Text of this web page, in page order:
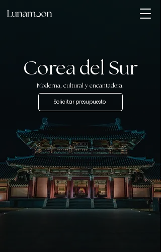
Corea del Sur
Moderna, cultural y encantadora.
Solicitar presupuesto